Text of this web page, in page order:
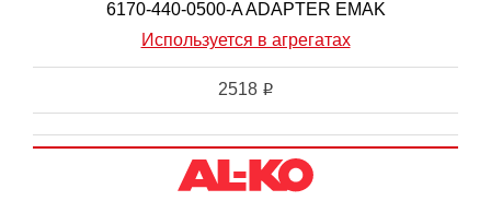
6170-440-0500-A ADAPTER EMAK
Используется в агрегатах
2518 i